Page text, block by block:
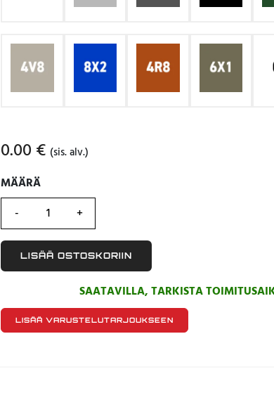
0.00 € (sis. alv.)
MÄÄRÄ
MÄÄRÄ
LISÄÄ OSTOSKORIIN
SAATAVILLA, TARKISTA
LISÄÄ VARUSTELUTARJOUKSEEN